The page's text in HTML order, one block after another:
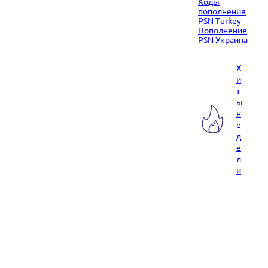
пополнения
PSN Turkey
Пополнение
PSN Украина
Х
и
т
ы
н
е
д
е
л
и